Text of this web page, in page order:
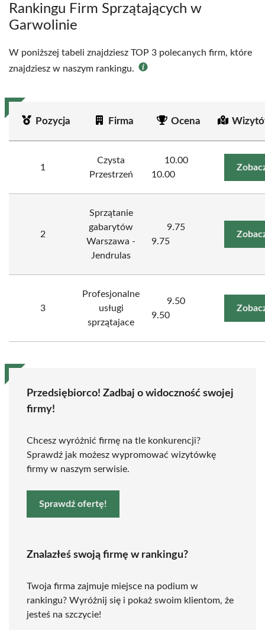
Rankingu Firm Sprzątających w
Garwolinie
W poniższej tabeli znajdziesz TOP 3 polecanych firm, które
znajdziesz w naszym rankingu.
Pozycja Firma Ocena
1
Czysta
Przestrzeń
10.00
10.00
2
Sprzątanie
gabarytów
Warszawa -
Jendrulas
9.75
9.75
3
Profesjonalne
usługi
sprzątajace
9.50
9.50
Przedsiębiorco! Zadbaj o widoczność swojej
firmy!
Chcesz wyróżnić firmę na tle konkurencji?
Sprawdź jak możesz wypromować wizytówkę
firmy w naszym serwisie.
Sprawdź ofertę!
Znalazłeś swoją firmę w rankingu?
Twoja firma zajmuje miejsce na podium w
rankingu? Wyróżnij się i pokaż swoim klientom, że
jesteś na szczycie!